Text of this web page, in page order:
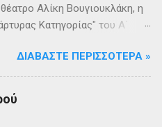
Αλίκη Βουγιουκλάκη, η
Κατηγορίας" του Α΄
θέατρο γέμισε και πάνω από
τις δύο βραδιές απόλαυσαν
σπουδαία παράσταση
Το έργο της Αγκάθα
ΔΙΑΒΆΣΤΕ ΠΕΡΙΣΣΌΤΕΡΑ »